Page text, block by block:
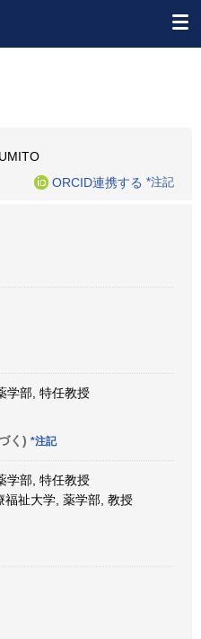
ORCID連携する *注記
学部, 特任教授
く) *注記
学部, 特任教授
祉大学, 薬学部, 教授